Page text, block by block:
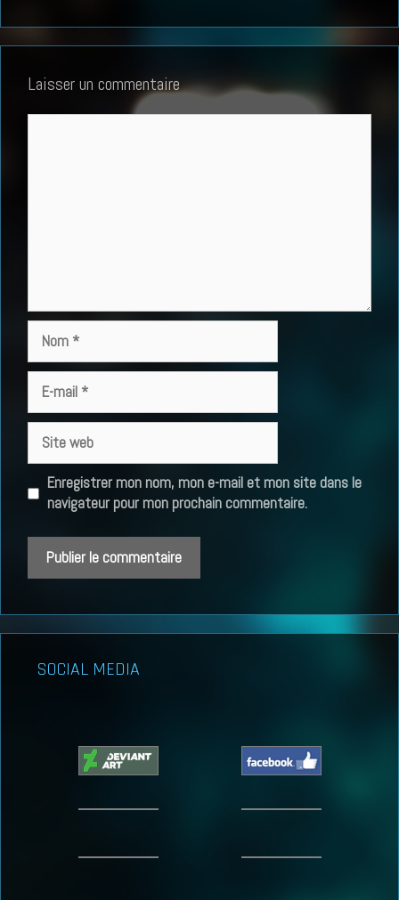
Laisser un commentaire
mail
web
Enregistrer mon nom, mon e-mail et mon site dans le
navigateur pour mon prochain commentaire.
SOCIAL MEDIA